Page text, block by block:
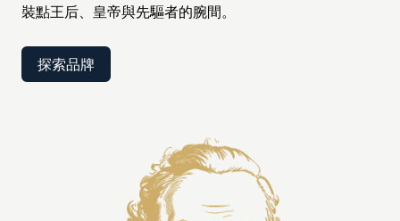
裝點王后、皇帝與先驅者的腕間。
探索品牌